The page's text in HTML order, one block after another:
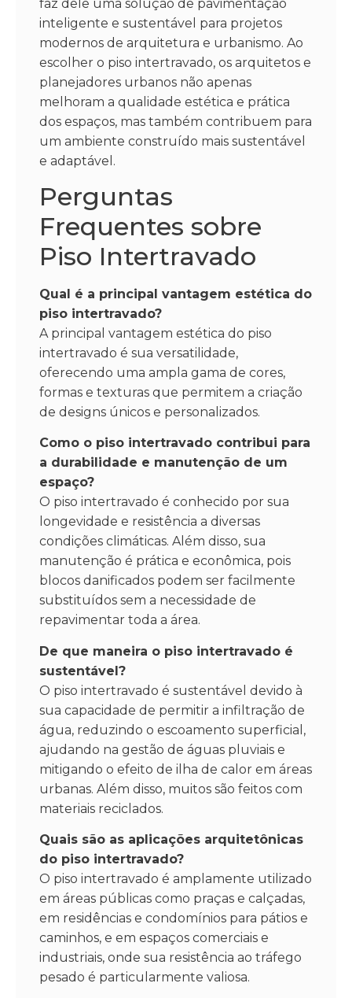
faz dele uma solução de pavimentação
inteligente e sustentável para projetos
modernos de arquitetura e urbanismo. Ao
escolher o piso intertravado, os arquitetos e
planejadores urbanos não apenas
melhoram a qualidade estética e prática
dos espaços, mas também contribuem para
um ambiente construído mais sustentável
e adaptável.
Perguntas
Frequentes sobre
Piso Intertravado
Qual é a principal vantagem estética do
piso intertravado?
A principal vantagem estética do piso
intertravado é sua versatilidade,
oferecendo uma ampla gama de cores,
formas e texturas que permitem a criação
de designs únicos e personalizados.
Como o piso intertravado contribui para
a durabilidade e manutenção de um
espaço?
O piso intertravado é conhecido por sua
longevidade e resistência a diversas
condições climáticas. Além disso, sua
manutenção é prática e econômica, pois
blocos danificados podem ser facilmente
substituídos sem a necessidade de
repavimentar toda a área.
De que maneira o piso intertravado é
sustentável?
O piso intertravado é sustentável devido à
sua capacidade de permitir a infiltração de
água, reduzindo o escoamento superficial,
ajudando na gestão de águas pluviais e
mitigando o efeito de ilha de calor em áreas
urbanas. Além disso, muitos são feitos com
materiais reciclados.
Quais são as aplicações arquitetônicas
do piso intertravado?
O piso intertravado é amplamente utilizado
em áreas públicas como praças e calçadas,
em residências e condomínios para pátios e
caminhos, e em espaços comerciais e
industriais, onde sua resistência ao tráfego
pesado é particularmente valiosa.